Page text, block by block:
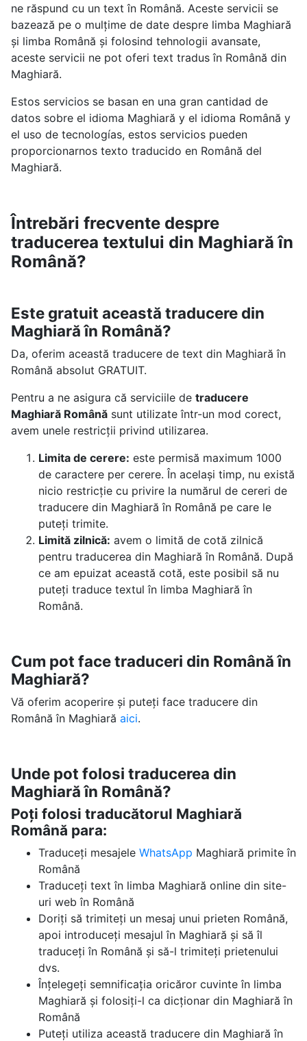
ne răspund cu un text în Română. Aceste servicii se
bazează pe o mulțime de date despre limba Maghiară
și limba Română și folosind tehnologii avansate,
aceste servicii ne pot oferi text tradus în Română din
Maghiară.
Estos servicios se basan en una gran cantidad de
datos sobre el idioma Maghiară y el idioma Română y
el uso de tecnologías, estos servicios pueden
proporcionarnos texto traducido en Română del
Maghiară.
Întrebări frecvente despre
traducerea textului din Maghiară în
Română?
Este gratuit această traducere din
Maghiară în Română?
Da, oferim această traducere de text din Maghiară în
Română absolut GRATUIT.
Pentru a ne asigura că serviciile de traducere
Maghiară Românăsunt utilizate într-un mod corect,
avem unele restricții privind utilizarea.
Limita de cerere: este permisă maximum 1000
de caractere per cerere. În același timp, nu există
nicio restricție cu privire la numărul de cereri de
traducere din Maghiară în Română pe care le
puteți trimite.
Limită zilnică: avem o limită de cotă zilnică
pentru traducerea din Maghiară în Română. După
ce am epuizat această cotă, este posibil să nu
puteți traduce textul în limba Maghiară în
Română.
Cum pot face traduceri din Română în
Maghiară?
Vă oferim acoperire și puteți face traducere din
Română în Maghiară aici.
Unde pot folosi traducerea din
Maghiară în Română?
Poți folosi traducătorul Maghiară
Română para:
Traduceți mesajele WhatsApp Maghiară primite în
Română
Traduceți text în limba Maghiară online din site-
uri web în Română
Doriți să trimiteți un mesaj unui prieten Română,
apoi introduceți mesajul în Maghiară și să îl
traduceți în Română și să-l trimiteți prietenului
dvs.
Înțelegeți semnificația oricăror cuvinte în limba
Maghiară și folosiți-l ca dicționar din Maghiară în
Română
Puteți utiliza această traducere din Maghiară în